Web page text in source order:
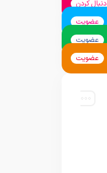
دنبال کردن
عضویت
عضویت
عضویت